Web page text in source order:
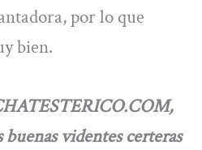
por lo que
bien.
buenas videntes certeras